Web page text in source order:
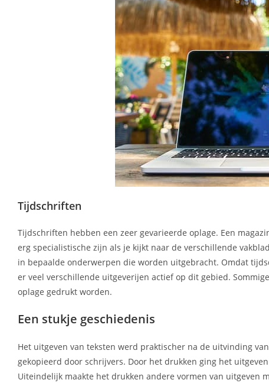
Tijdschriften
Tijdschriften hebben een zeer gevarieerde oplage. Een
erg specialistische zijn als je kijkt naar de verschillende
in bepaalde onderwerpen die worden uitgebracht. Omdat
er veel verschillende uitgeverijen actief op dit gebied.
oplage gedrukt worden.
Een stukje geschiedenis
Het uitgeven van teksten werd praktischer na de uitvinding
gekopieerd door schrijvers. Door het drukken ging het
Uiteindelijk maakte het drukken andere vormen van uitgeven